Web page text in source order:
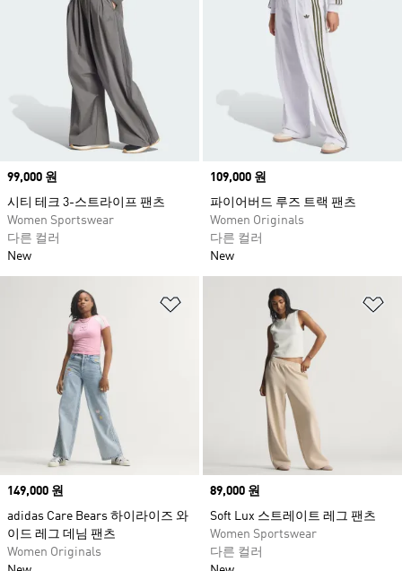
Price
99,000 원
시티 테크 3-스트라이프 팬츠
Women Sportswear
다른 컬러
New
Price
109,000 원
파이어버드 루즈 트랙 팬츠
Women Originals
다른 컬러
New
위시리스트 담기
Price
149,000 원
adidas Care Bears 하이라이즈 와
이드 레그 데님 팬츠
Women Originals
Price
89,000 원
Soft Lux 스트레이트 레그 팬츠
Women Sportswear
다른 컬러